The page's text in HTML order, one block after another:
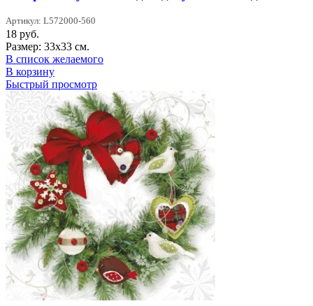
Артикул: L572000-560
18 руб.
Размер: 33х33 см.
В список желаемого
В корзину
Быстрый просмотр